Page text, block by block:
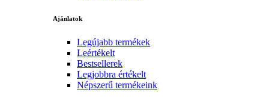
Ajánlatok
Legújabb termékek
Leértékelt
Bestsellerek
Legjobbra értékelt
Népszerű termékeink